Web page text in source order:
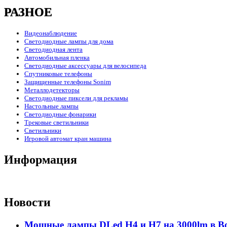
РАЗНОЕ
Видеонаблюдение
Светодиодные лампы для дома
Светодиодная лента
Автомобильная пленка
Светодиодные аксессуары для велосипеда
Спутниковые телефоны
Защищенные телефоны Sonim
Металлодетекторы
Светодиодные пиксели для рекламы
Настольные лампы
Светодиодные фонарики
Трековые светильники
Светильники
Игровой автомат кран машина
Информация
Новости